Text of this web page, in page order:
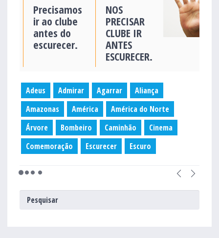
Precisamos
ir ao clube
antes do
escurecer.
NOS
PRECISAR
CLUBE IR
ANTES
ESCURECER.
Adeus Admirar Agarrar
Aliança
Amazonas
América
América do Norte
Árvore
Bombeiro Caminhão
Cinema
Comemoração
Escurecer Escuro